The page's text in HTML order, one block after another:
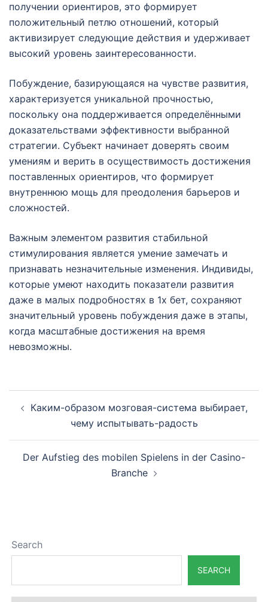
получении ориентиров, это формирует
положительный петлю отношений, который
активизирует следующие действия и удерживает
высокий уровень заинтересованности.
Побуждение, базирующаяся на чувстве развития,
характеризуется уникальной прочностью,
поскольку она поддерживается определёнными
доказательствами эффективности выбранной
стратегии. Субъект начинает доверять своим
умениям и верить в осуществимость достижения
поставленных ориентиров, что формирует
внутреннюю мощь для преодоления барьеров и
сложностей.
Важным элементом развития стабильной
стимулирования является умение замечать и
признавать незначительные изменения. Индивиды,
которые умеют находить показатели развития
даже в малых подробностях в 1х бет, сохраняют
значительный уровень побуждения даже в этапы,
когда масштабные достижения на время
невозможны.
Post
navigation
Каким-образом мозговая-система выбирает,
чему испытывать-радость
Der Aufstieg des mobilen Spielens in der Casino-
Branche
Search
SEARCH